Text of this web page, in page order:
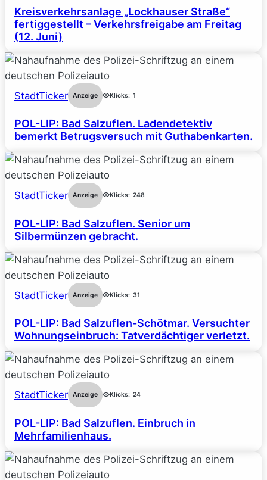
Kreisverkehrsanlage „Lockhauser Straße“
fertiggestellt – Verkehrsfreigabe am Freitag
(12. Juni)
StadtTicker Anzeige Klicks: 1
POL-LIP: Bad Salzuflen. Ladendetektiv
bemerkt Betrugsversuch mit Guthabenkarten.
StadtTicker Anzeige Klicks: 248
POL-LIP: Bad Salzuflen. Senior um
Silbermünzen gebracht.
StadtTicker Anzeige Klicks: 31
POL-LIP: Bad Salzuflen-Schötmar. Versuchter
Wohnungseinbruch: Tatverdächtiger verletzt.
StadtTicker Anzeige Klicks: 24
POL-LIP: Bad Salzuflen. Einbruch in
Mehrfamilienhaus.